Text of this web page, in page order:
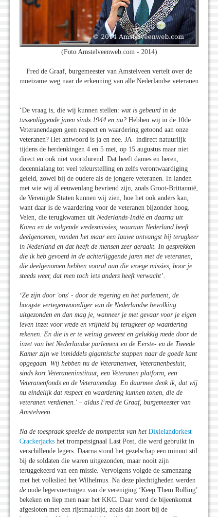
(Foto Amstelveenweb.com - 2014)
Fred de Graaf, burgemeester van Amstelveen vertelt over de
moeizame weg naar de erkenning van alle Nederlandse veteranen
‘De vraag is, die wij kunnen stellen: wat is gebeurd in de
tussenliggende jaren sinds 1944 en nu? Hebben wij in de 10de
Veteranendagen geen respect en waardering getoond aan onze
veteranen? Het antwoord is ja en nee. JA- indirect natuurlijk
tijdens de herdenkingen 4 en 5 mei, op 15 augustus maar niet
direct en ook niet voortdurend. Dat heeft dames en heren,
decennialang tot veel teleurstelling en zelfs verontwaardiging
geleid, zowel bij de oudere als de jongere veteranen. In landen
met wie wij al eeuwenlang bevriend zijn, zoals Groot-Brittannië,
de Verenigde Staten kunnen wij zien, hoe het ook anders kan,
want daar is de waardering voor de veteranen bijzonder hoog.
Velen, die terugkwamen uit Nederlands-Indië en daarna uit
Korea en de volgende vredesmissies, waaraan Nederland heeft
deelgenomen, vonden het maar een lauwe ontvangst bij terugkeer
in Nederland en dat heeft de mensen zeer geraakt. In gesprekken
die ik heb gevoerd in de achterliggende jaren met de veteranen,
die deelgenomen hebben vooral aan die vroege missies, hoor je
steeds weer, dat men toch iets anders heeft verwacht’.
‘Ze zijn door 'ons' - door de regering en het parlement, de
hoogste vertegenwoordiger van de Nederlandse bevolking
uitgezonden en dan mag je, wanneer je met gevaar voor je eigen
leven inzet voor vrede en vrijheid bij terugkeer op waardering
rekenen. En die is er te weinig geweest en gelukkig mede door de
inzet van het Nederlandse parlement en de Eerste- en de Tweede
Kamer zijn we inmiddels gigantische stappen naar de goede kant
opgegaan. Wij hebben nu de Veteranenwet, Veteranenbesluit,
sinds kort Veteraneninstituut, een Veteranen platform, een
Veteranenfonds en de Veteranendag. En daarmee denk ik, dat wij
nu eindelijk dat respect en waardering kunnen tonen, die de
veteranen verdienen.' – aldus Fred de Graaf, burgemeester van
Amstelveen.
Na de toespraak speelde de trompettist van het Dixielandorkest
Crackerjacks het trompetsignaal Last Post, die werd gebruikt in
verschillende legers. Daarna stond het gezelschap een minuut stil
bij de soldaten die waren uitgezonden, maar nooit zijn
teruggekeerd van een missie. Vervolgens volgde de samenzang
met het volkslied het Wilhelmus. Na deze plechtigheden werden
de oude legervoertuigen van de vereniging ‘Keep Them Rolling’
bekeken en liep men naar het KKC. Daar werd de bijeenkomst
afgesloten met een rijstmaaltijd, zoals dat hoort bij de